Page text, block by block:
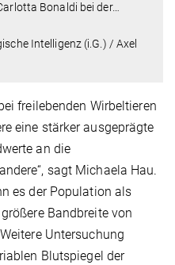
Bonaldi bei der…
Intelligenz (i.G.) / Axel
freilebenden Wirbeltieren
eine stärker ausgeprägte
an die
sagt Michaela Hau.
es der Population als
Bandbreite von
Untersuchung
Blutspiegel der